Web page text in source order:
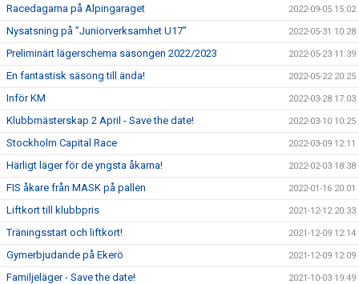
Racedagarna på Alpingaraget 2022-09-05 15:02
Nysatsning på ”Juniorverksamhet U17” 2022-05-31 10:28
Preliminärt lägerschema säsongen 2022/2023 2022-05-23 11:39
En fantastisk säsong till ända! 2022-05-22 20:25
Inför KM 2022-03-28 17:03
Klubbmästerskap 2 April - Save the date! 2022-03-10 10:25
Stockholm Capital Race 2022-03-09 12:11
Härligt läger för de yngsta åkarna! 2022-02-03 18:38
FIS åkare från MASK på pallen 2022-01-16 20:01
Liftkort till klubbpris 2021-12-12 20:33
Träningsstart och liftkort! 2021-12-09 12:14
Gymerbjudande på Ekerö 2021-12-09 12:09
Familjeläger - Save the date! 2021-10-03 19:49